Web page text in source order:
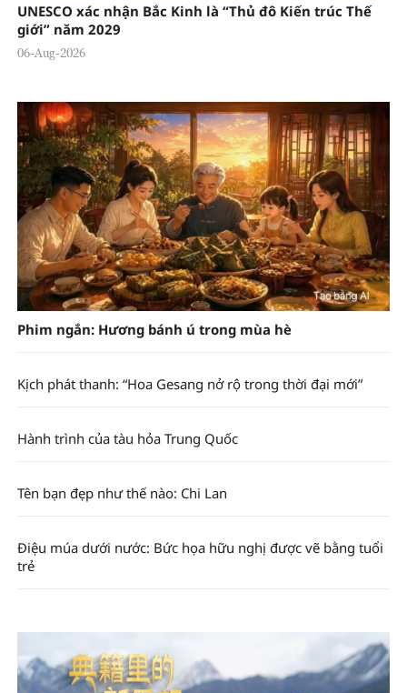
UNESCO xác nhận Bắc Kinh là “Thủ đô Kiến trúc Thế
giới” năm 2029
06-Aug-2026
Phim ngắn: Hương bánh ú trong mùa hè
Kịch phát thanh: “Hoa Gesang nở rộ trong thời đại mới”
Hành trình của tàu hỏa Trung Quốc
Tên bạn đẹp như thế nào: Chi Lan
Điệu múa dưới nước: Bức họa hữu nghị được vẽ bằng tuổi
trẻ